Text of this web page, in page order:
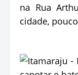
na Rua
cidade,